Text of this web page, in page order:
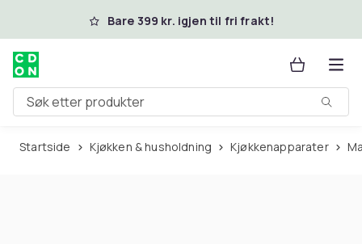
Hopp til hovedinnholdBare 399 kr. igjen til fri frakt!
Søk etter produkter
Startside Kjøkken & husholdning Kjøkkenapparater